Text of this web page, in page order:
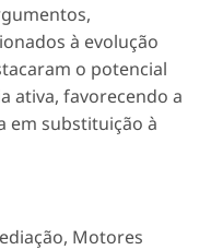
à evolução
o potencial
ativa, favorecendo a
em substituição à
, Motores